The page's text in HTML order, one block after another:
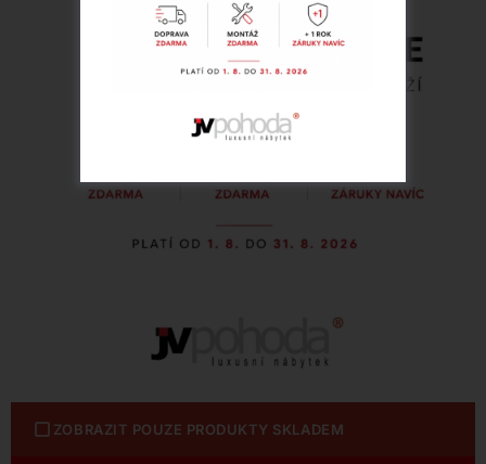
ZOBRAZIT POUZE PRODUKTY SKLADEM